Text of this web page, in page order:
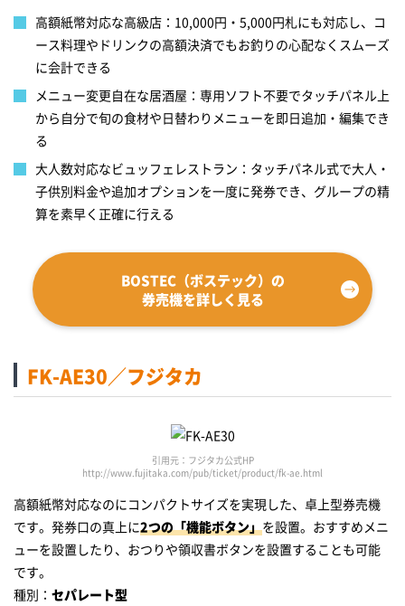
高額紙幣対応な高級店：10,000円・5,000円札にも対応し、コ
ース料理やドリンクの高額決済でもお釣りの心配なくスムーズ
に会計できる
メニュー変更自在な居酒屋：専用ソフト不要でタッチパネル上
から自分で旬の食材や日替わりメニューを即日追加・編集でき
る
大人数対応なビュッフェレストラン：タッチパネル式で大人・
子供別料金や追加オプションを一度に発券でき、グループの精
算を素早く正確に行える
BOSTEC（ボステック）の
券売機を詳しく見る
FK-AE30／フジタカ
引用元：フジタカ公式HP
http://www.fujitaka.com/pub/ticket/product/fk-ae.html
高額紙幣対応なのにコンパクトサイズを実現した、卓上型券売機
です。発券口の真上に2つの「機能ボタン」を設置。おすすめメニ
ューを設置したり、おつりや領収書ボタンを設置することも可能
です。
種別： セパレート型